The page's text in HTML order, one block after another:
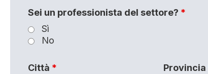
Sei un professionista del settore? *
Sì
No
Città * Provincia